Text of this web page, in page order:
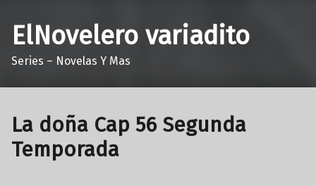
ElNovelero variadito
Series – Novelas Y Mas
La doña Cap 56 Segunda
Temporada